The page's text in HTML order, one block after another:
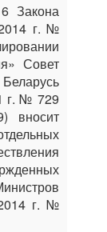
Закона
г. №
Совет
г. № 729
вносит
г. №